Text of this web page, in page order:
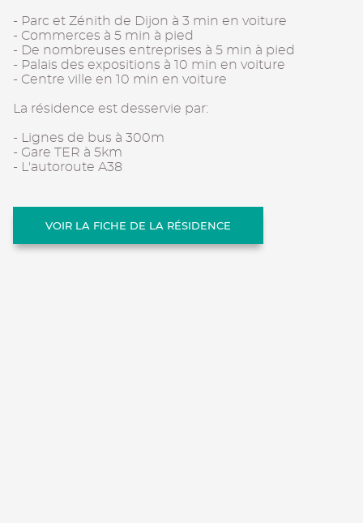
- Parc et Zénith de Dijon à 3 min en voiture
- Commerces à 5 min à pied
- De nombreuses entreprises à 5 min à pied
- Palais des expositions à 10 min en voiture
- Centre ville en 10 min en voiture
La résidence est desservie par:
- Lignes de bus à 300m
- Gare TER à 5km
- L'autoroute A38
VOIR LA FICHE DE LA RÉSIDENCE